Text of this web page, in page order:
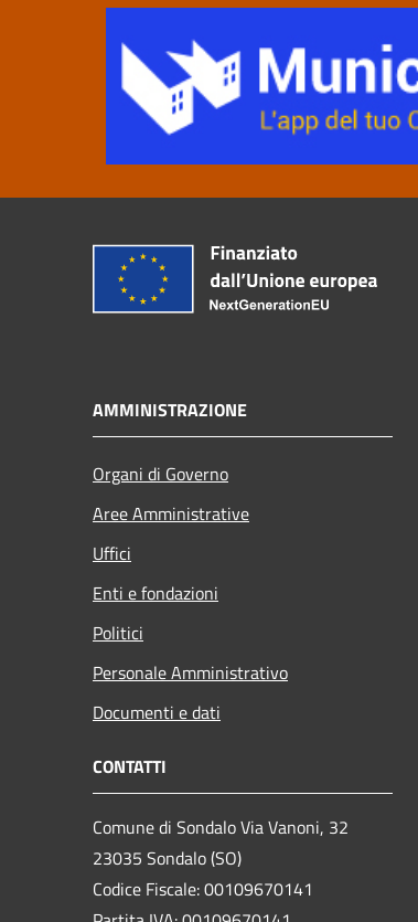
AMMINISTRAZIONE
Organi di Governo
Aree Amministrative
Uffici
Enti e fondazioni
Politici
Personale Amministrativo
Documenti e dati
CONTATTI
Comune di Sondalo Via Vanoni, 32
23035 Sondalo (SO)
Codice Fiscale: 00109670141